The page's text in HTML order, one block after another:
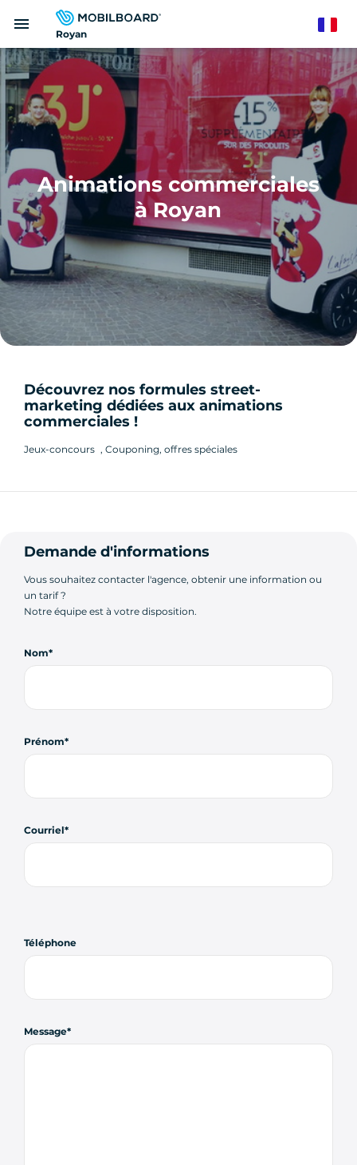
principal
Royan
menu
Animations commerciales
à Royan
Découvrez nos formules street-
marketing dédiées aux animations
commerciales !
Jeux-concours , Couponing, offres spéciales
Demande d'informations
Vous souhaitez contacter l'agence, obtenir une information ou
un tarif ?
Notre équipe est à votre disposition.
Nom
Prénom
Courriel
Téléphone
Message